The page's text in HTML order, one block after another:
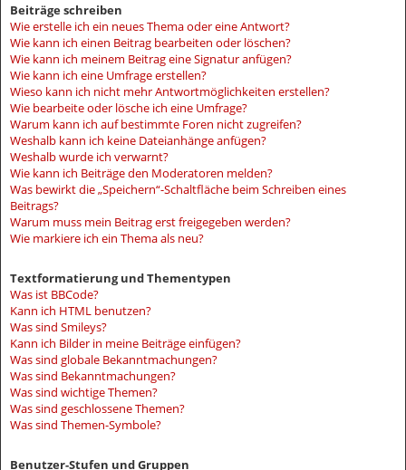
Beiträge schreiben
Wie erstelle ich ein neues Thema oder eine Antwort?
Wie kann ich einen Beitrag bearbeiten oder löschen?
Wie kann ich meinem Beitrag eine Signatur anfügen?
Wie kann ich eine Umfrage erstellen?
Wieso kann ich nicht mehr Antwortmöglichkeiten erstellen?
Wie bearbeite oder lösche ich eine Umfrage?
Warum kann ich auf bestimmte Foren nicht zugreifen?
Weshalb kann ich keine Dateianhänge anfügen?
Weshalb wurde ich verwarnt?
Wie kann ich Beiträge den Moderatoren melden?
Was bewirkt die „Speichern“-Schaltfläche beim Schreiben eines
Beitrags?
Warum muss mein Beitrag erst freigegeben werden?
Wie markiere ich ein Thema als neu?
Textformatierung und Thementypen
Was ist BBCode?
Kann ich HTML benutzen?
Was sind Smileys?
Kann ich Bilder in meine Beiträge einfügen?
Was sind globale Bekanntmachungen?
Was sind Bekanntmachungen?
Was sind wichtige Themen?
Was sind geschlossene Themen?
Was sind Themen-Symbole?
Benutzer-Stufen und Gruppen